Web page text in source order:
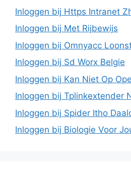
Inloggen bij Https Intranet
Inloggen bij Met Rijbewijs
Inloggen bij Omnyacc
Inloggen bij Sd Worx Belgie
Inloggen bij Kan Niet Op
Inloggen bij Tplinkextender
Inloggen bij Spider Itho
Inloggen bij Biologie Voor